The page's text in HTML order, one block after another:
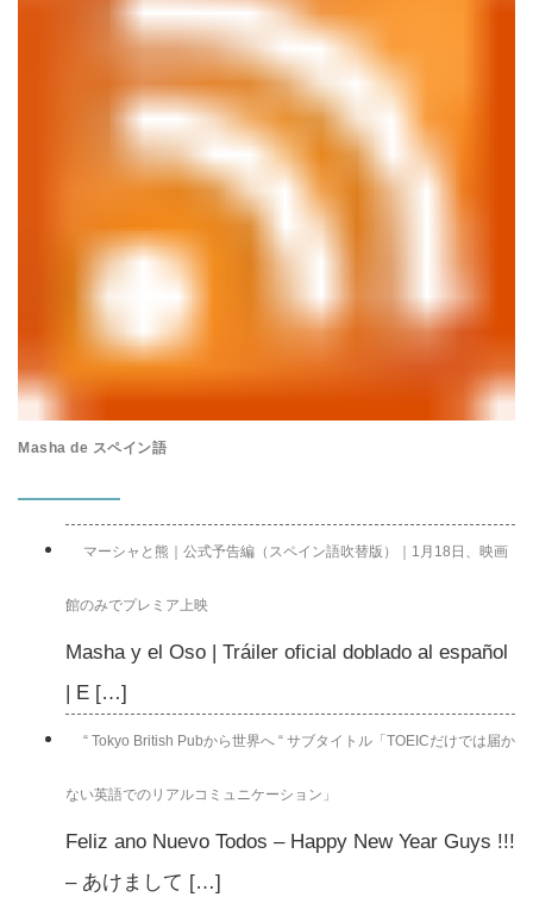
Masha de スペイン語
マーシャと熊｜公式予告編（スペイン語吹替版）｜1月18日、映画
館のみでプレミア上映
Masha y el Oso | Tráiler oficial doblado al español
| E […]
“ Tokyo British Pubから世界へ “ サブタイトル「TOEICだけでは届か
ない英語でのリアルコミュニケーション」
Feliz ano Nuevo Todos – Happy New Year Guys !!!
– あけまして […]